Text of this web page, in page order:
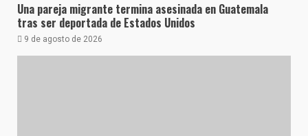
Una pareja migrante termina asesinada en Guatemala
tras ser deportada de Estados Unidos
9 de agosto de 2026